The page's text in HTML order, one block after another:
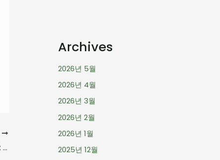
맨체스터 유나이티드와 본머스의 8골 대첩: 경기 리뷰 및 선수 분석
Archives
2026년 5월
2026년 4월
2026년 3월
2026년 2월
2026년 1월
2025년 12월